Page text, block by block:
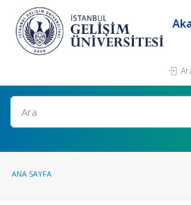
Ara
ANA SAYFA